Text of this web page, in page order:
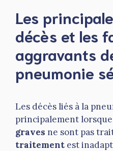
Les
décès et les
aggravants
pneumonie
Les décès liés à la
principalement
graves ne sont pas
traitement est